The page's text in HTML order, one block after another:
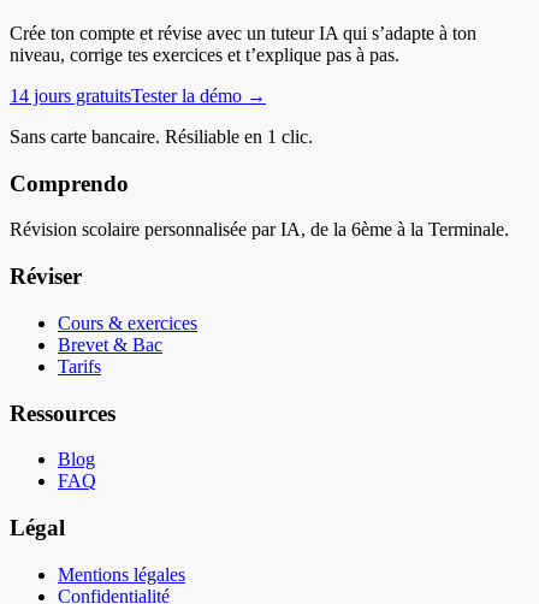
Crée ton compte et révise avec un tuteur IA qui s’adapte à ton
niveau, corrige tes exercices et t’explique pas à pas.
14 jours gratuitsTester la démo →
Sans carte bancaire. Résiliable en 1 clic.
Comprendo
Révision scolaire personnalisée par IA, de la 6ème à la Terminale.
Réviser
Cours & exercices
Brevet & Bac
Tarifs
Ressources
Blog
FAQ
Légal
Mentions légales
Confidentialité